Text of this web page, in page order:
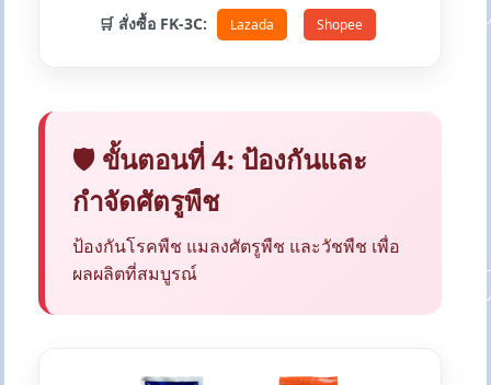
🛒 สั่งซื้อ FK-3C: Lazada Shopee
🛡️ ขั้นตอนที่ 4: ป้องกันและ
กำจัดศัตรูพืช
ป้องกันโรคพืช แมลงศัตรูพืช และวัชพืช เพื่อ
ผลผลิตที่สมบูรณ์